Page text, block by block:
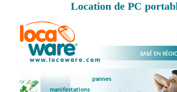
Location de PC